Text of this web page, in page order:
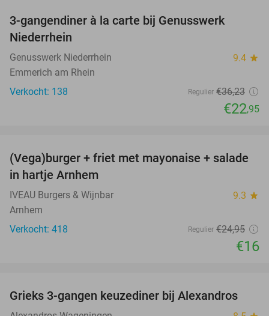
3-gangendiner à la carte bij Genusswerk
Niederrhein
Genusswerk Niederrhein 9.4 star
Emmerich am Rhein
Verkocht: 138
Regulier €36,23
€22,95
36%
(Vega)burger + friet met mayonaise + salade
in hartje Arnhem
IVEAU Burgers & Wijnbar 9.3 star
Arnhem
Verkocht: 418
Regulier €24,95
€16
31%
Grieks 3-gangen keuzediner bij Alexandros